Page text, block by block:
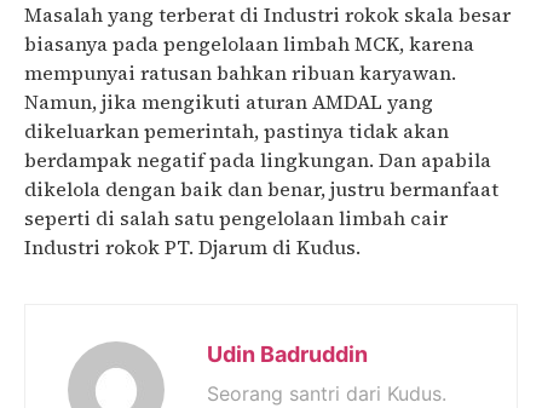
Masalah yang terberat di Industri rokok skala besar
biasanya pada pengelolaan limbah MCK, karena
mempunyai ratusan bahkan ribuan karyawan.
Namun, jika mengikuti aturan AMDAL yang
dikeluarkan pemerintah, pastinya tidak akan
berdampak negatif pada lingkungan. Dan apabila
dikelola dengan baik dan benar, justru bermanfaat
seperti di salah satu pengelolaan limbah cair
Industri rokok PT. Djarum di Kudus.
Udin Badruddin
Seorang santri dari Kudus.